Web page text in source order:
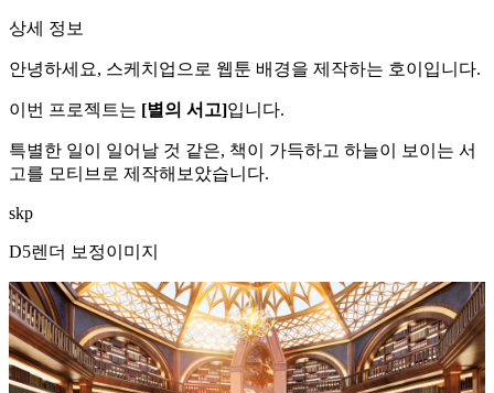
상세 정보
안녕하세요, 스케치업으로 웹툰 배경을 제작하는 호이입니다.
이번 프로젝트는 [별의 서고]입니다.
특별한 일이 일어날 것 같은, 책이 가득하고 하늘이 보이는 서
고를 모티브로 제작해보았습니다.
skp
D5렌더 보정이미지